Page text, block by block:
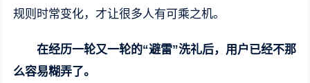
规则时常变化，才让很多人有可乘之机。
在经历一轮又一轮的“避雷”洗礼后，用户已经不那
么容易糊弄了。